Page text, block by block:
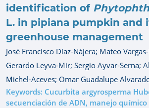
identification of
L. in pipiana pumpkin and
greenhouse management
José Francisco Díaz-Nájera; Mateo
Gerardo Leyva-Mir; Sergio Ayvar-Serna;
Michel-Aceves; Omar Guadalupe
Keywords: Cucurbita argyrosperma
secuenciación de ADN, manejo